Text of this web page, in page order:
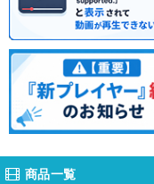
商品一覧